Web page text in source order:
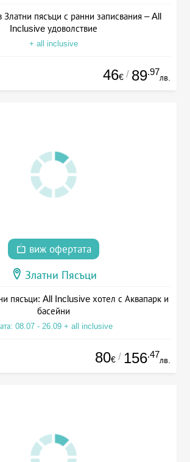
пясъци с ранни записвания – All
Inclusive удоволствие
+ all inclusive
46€ / 89.97
лв.
виж офертата
Златни Пясъци
пясъци: All Inclusive хотел с Аквапарк и
басейни
08.07 - 26.09 + all inclusive
80€ / 156.47
лв.